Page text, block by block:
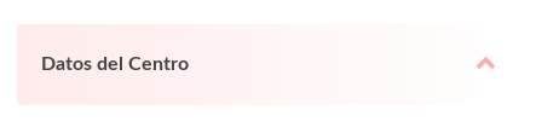
Datos del Centro